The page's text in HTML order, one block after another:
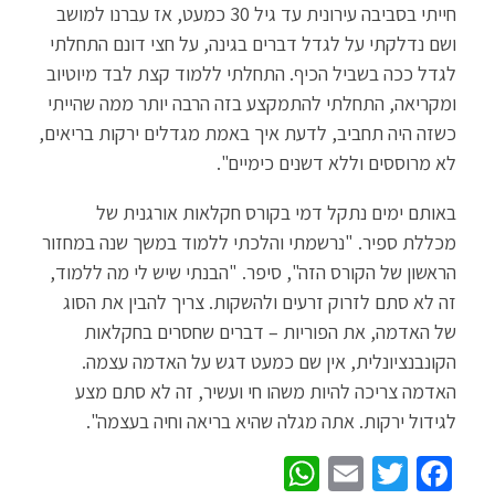
חייתי בסביבה עירונית עד גיל 30 כמעט, אז עברנו למושב
ושם נדלקתי על לגדל דברים בגינה, על חצי דונם התחלתי
לגדל ככה בשביל הכיף. התחלתי ללמוד קצת לבד מיוטיוב
ומקריאה, התחלתי להתמקצע בזה הרבה יותר ממה שהייתי
כשזה היה תחביב, לדעת איך באמת מגדלים ירקות בריאים,
לא מרוססים וללא דשנים כימיים".
באותם ימים נתקל דמי בקורס חקלאות אורגנית של
מכללת ספיר. "נרשמתי והלכתי ללמוד במשך שנה במחזור
הראשון של הקורס הזה", סיפר. "הבנתי שיש לי מה ללמוד,
זה לא סתם לזרוק זרעים ולהשקות. צריך להבין את הסוג
של האדמה, את הפוריות – דברים שחסרים בחקלאות
הקונבנציונלית, אין שם כמעט דגש על האדמה עצמה.
האדמה צריכה להיות משהו חי ועשיר, זה לא סתם מצע
לגידול ירקות. אתה מגלה שהיא בריאה וחיה בעצמה".
Fa
T
E